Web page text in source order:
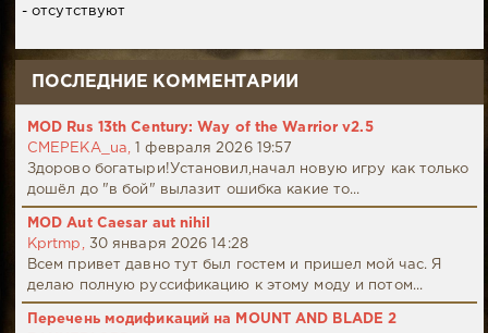
- отсутствуют
ПОСЛЕДНИЕ КОММЕНТАРИИ
MOD Rus 13th Century: Way of the Warrior v2.5
CMEPEKA_ua,
1 февраля 2026 19:57
Здорово богатыри!Установил,начал новую игру как только
дошёл до "в бой" вылазит ошибка какие то...
MOD Aut Caesar aut nihil
Kprtmp, 30 января 2026 14:28
Всем привет давно тут был гостем и пришел мой час. Я
делаю полную руссификацию к этому моду и потом...
Перечень модификаций на MOUNT AND BLADE 2